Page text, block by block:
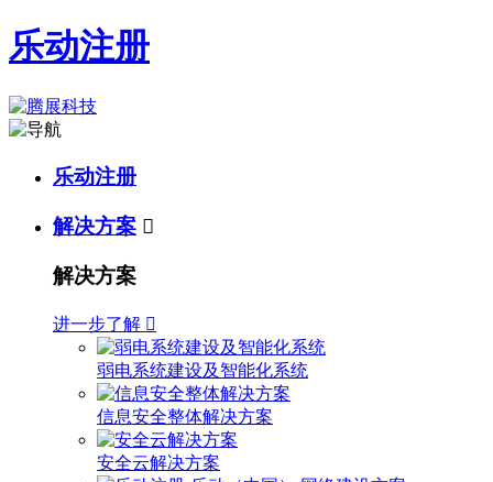
乐动注册
乐动注册
解决方案 
解决方案
进一步了解 
弱电系统建设及智能化系统
信息安全整体解决方案
安全云解决方案